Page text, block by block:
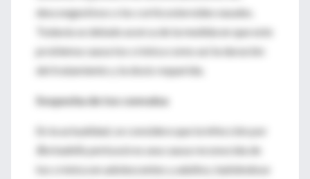
descongestivos o los corticosteroides nasales.
Todavía se debate acerca de la medida en que este
problema causa tos crónica como así la duración
del tratamiento y la dosis requerida.
Sospecha de tos convulsa
En la actualidad, se considera que la infección por
Bortadella pertussises una causa reconocida de
tos crónica en adolescentes y adultos, habiéndose